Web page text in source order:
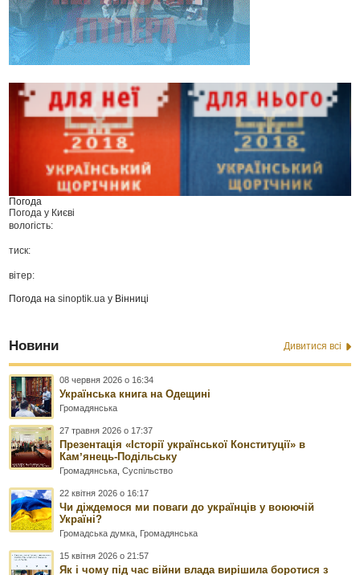
Погода
Погода у Києві
вологість:
тиск:
вітер:
Погода наsinoptik.ua у Вінниці
Новини Дивитися всі
08 червня 2026 о 16:34
Українська книга на Одещині
Громадянська
27 травня 2026 о 17:37
Презентація «Історії української Конституції» в
Камʼянець-Подільську
Громадянська ,Суспільство
22 квітня 2026 о 16:17
Чи діждемося ми поваги до українців у воюючій
Україні?
Громадська думка Громадянська
15 квітня 2026 о 21:57
Як і чому під час війни влада вирішила боротися з